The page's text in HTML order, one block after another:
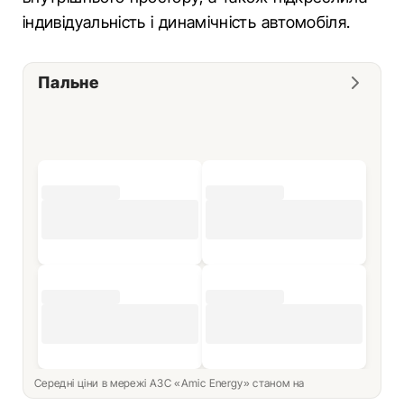
індивідуальність і динамічність автомобіля.
Пальне
Середні ціни в мережі АЗС «Amic Energy» станом на